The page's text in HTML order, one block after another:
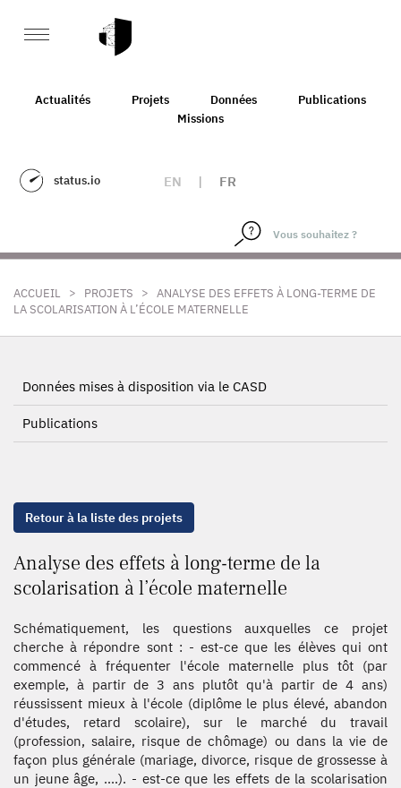
Actualités Projets Données
Publications
Missions
status.io EN | FR
ACCUEIL > PROJETS > ANALYSE DES EFFETS À LONG-TERME DE
LA SCOLARISATION À L’ÉCOLE MATERNELLE
Données mises à disposition via le CASD
Publications
Retour à la liste des projets
Analyse des effets à long-terme de la
scolarisation à l’école maternelle
Schématiquement, les questions auxquelles ce projet
cherche à répondre sont : - est-ce que les élèves qui ont
commencé à fréquenter l'école maternelle plus tôt (par
exemple, à partir de 3 ans plutôt qu'à partir de 4 ans)
réussissent mieux à l'école (diplôme le plus élevé, abandon
d'études, retard scolaire), sur le marché du travail
(profession, salaire, risque de chômage) ou dans la vie de
façon plus générale (mariage, divorce, risque de grossesse à
un jeune âge, ....). - est-ce que les effets de la scolarisation